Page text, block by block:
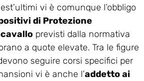
vi è comunque l’obbligo
di Protezione
previsti dalla normativa
a quote elevate. Tra le figure
seguire corsi specifici per
vi è anche l’addetto ai